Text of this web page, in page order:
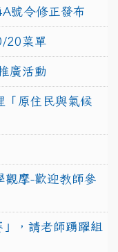
號令修正發布
20菜單
廣活動
「原住民與氣候
觀摩-歡迎教師參
，請老師踴躍組